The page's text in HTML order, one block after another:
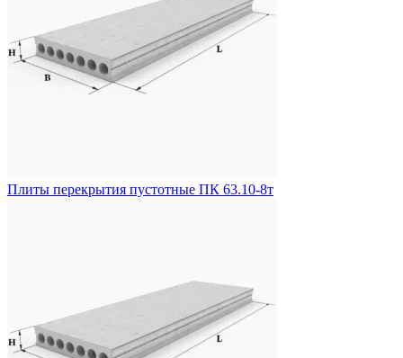
Плиты перекрытия пустотные ПК 63.10-8т